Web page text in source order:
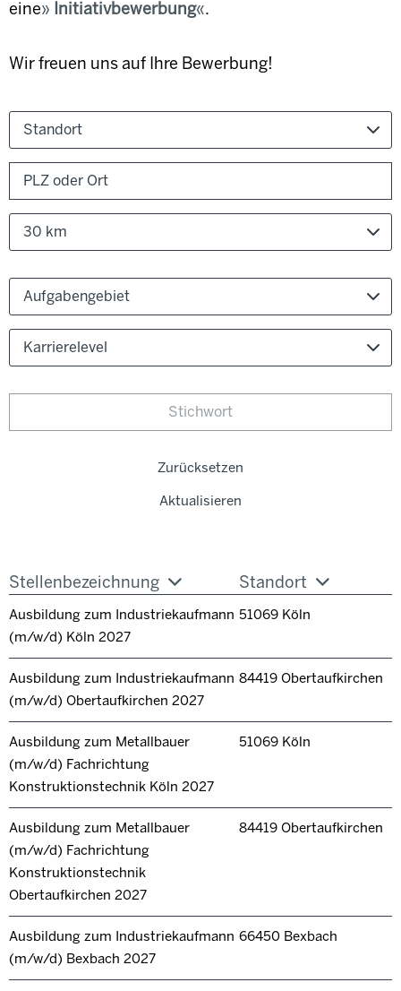
eine
Initiativbewerbung .
Wir freuen uns auf Ihre Bewerbung!
Standort
30 km
Aufgabengebiet
Karrierelevel
Zurücksetzen
Aktualisieren
Stellenbezeichnung Standort
Ausbildung zum Industriekaufmann
(m/w/d) Köln 2027
51069 Köln
Ausbildung zum Industriekaufmann
(m/w/d) Obertaufkirchen 2027
84419 Obertaufkirchen
Ausbildung zum Metallbauer
(m/w/d) Fachrichtung
Konstruktionstechnik Köln 2027
51069 Köln
Ausbildung zum Metallbauer
(m/w/d) Fachrichtung
Konstruktionstechnik
Obertaufkirchen 2027
84419 Obertaufkirchen
Ausbildung zum Industriekaufmann
(m/w/d) Bexbach 2027
66450 Bexbach